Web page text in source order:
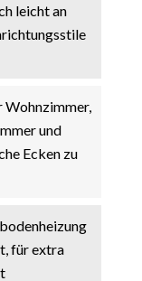
leicht an
Wohnzimmer,
und
Ecken zu
für extra